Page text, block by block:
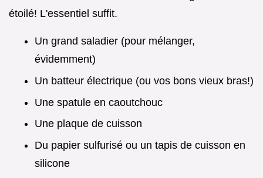
étoilé! L'essentiel suffit.
Un grand saladier (pour mélanger,
évidemment)
Un batteur électrique (ou vos bons vieux bras!)
Une spatule en caoutchouc
Une plaque de cuisson
Du papier sulfurisé ou un tapis de cuisson en
silicone